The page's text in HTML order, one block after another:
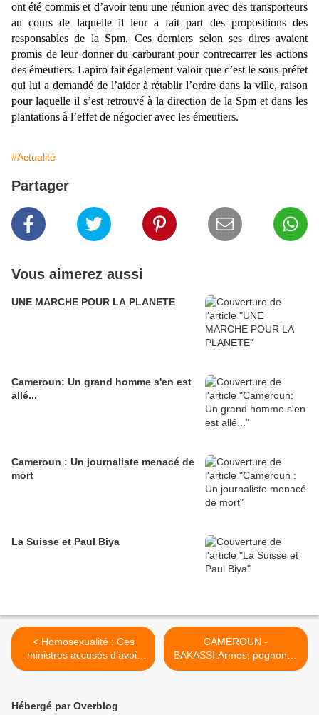
ont été commis et d’avoir tenu une réunion avec des transporteurs
au cours de laquelle il leur a fait part des propositions des
responsables de la Spm. Ces derniers selon ses dires avaient
promis de leur donner du carburant pour contrecarrer les actions
des émeutiers. Lapiro fait également valoir que c’est le sous-préfet
qui lui a demandé de l’aider à rétablir l’ordre dans la ville, raison
pour laquelle il s’est retrouvé à la direction de la Spm et dans les
plantations à l’effet de négocier avec les émeutiers.
#Actualité
Partager
Vous aimerez aussi
UNE MARCHE POUR LA PLANETE
Cameroun: Un grand homme s'en est
allé...
Cameroun : Un journaliste menacé de
mort
La Suisse et Paul Biya
< Homosexualité : Ces
ministres accusés d’avoir
fabriqué les listes
CAMEROUN -
BAKASSI:Armes, pognon et
tueries au service de la
Hébergé par Overblog